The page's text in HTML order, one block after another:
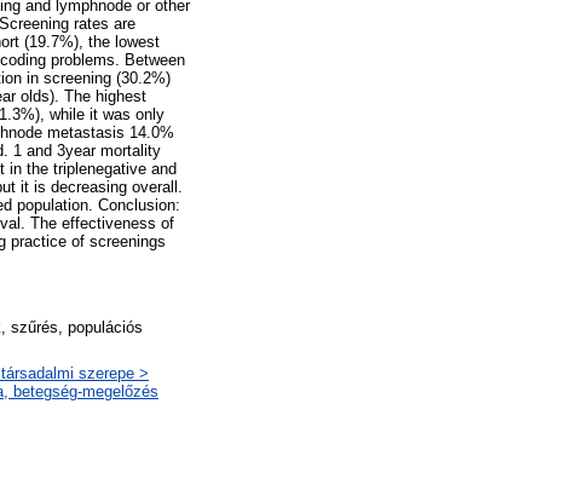
and lymphnode or other
rates are
(19.7%), the lowest
problems. Between
in screening (30.2%)
olds). The highest
while it was only
metastasis 14.0%
1 and 3year mortality
in the triplenegative and
it is decreasing overall.
population. Conclusion:
The effectiveness of
practice of screenings
szűrés, populációs
szerepe >
betegség-megelőzés